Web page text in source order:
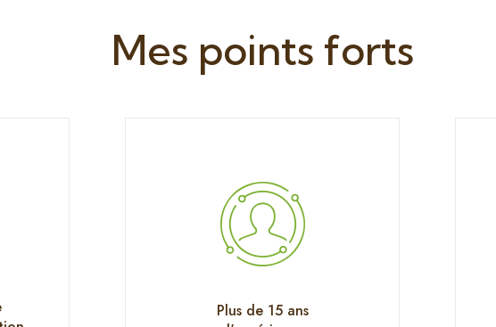
Mes points forts
Plus de 15 ans